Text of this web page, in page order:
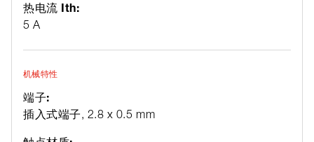
热电流 Ith:
5 A
机械特性
端子:
插入式端子, 2.8 x 0.5 mm